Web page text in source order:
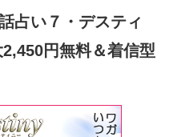
占い７・デスティ
円無料＆着信型